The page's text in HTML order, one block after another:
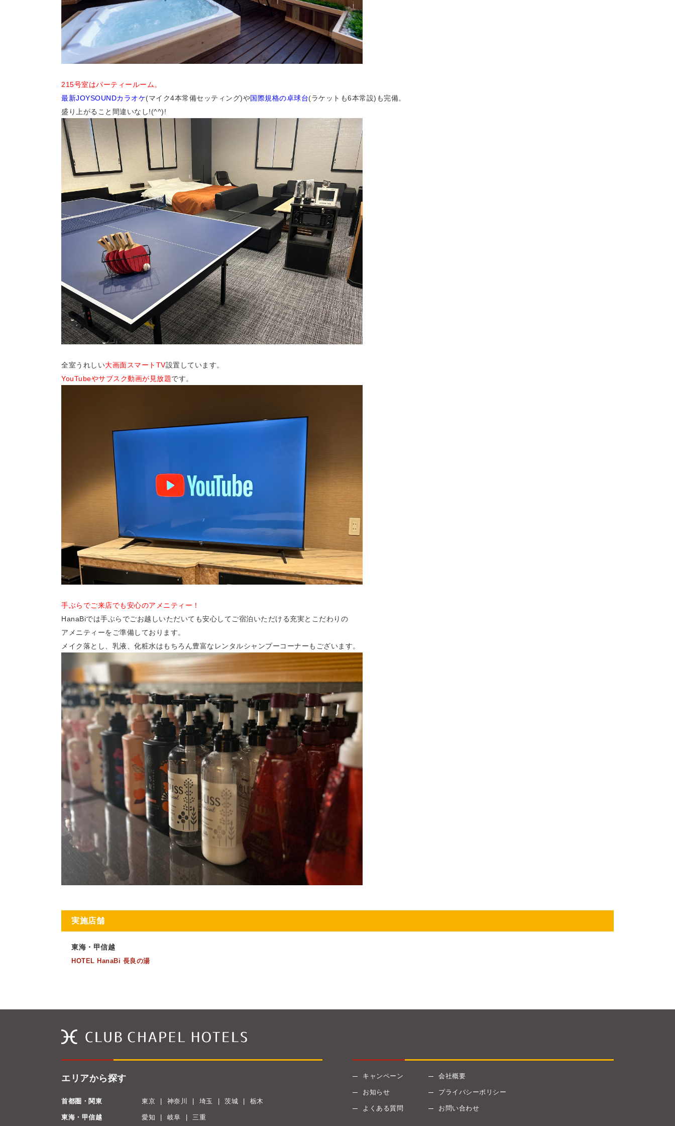
215号室はパーティールーム。
最新JOYSOUNDカラオケ(マイク4本常備セッティング)や国際規格の卓球台(ラケットも6本常設)も完備。
盛り上がること間違いなし!(^^)!
全室うれしい大画面スマートTV設置しています。
YouTubeやサブスク動画が見放題です。
手ぶらでご来店でも安心のアメニティー！
HanaBiでは手ぶらでごお越しいただいても安心してご宿泊いただける充実とこだわりの
アメニティーをご準備しております。
メイク落とし、乳液、化粧水はもちろん豊富なレンタルシャンプーコーナーもございます。
実施店舗
東海・甲信越
HOTEL HanaBi 長良の湯
エリアから探す
首都圏・関東 東京 神奈川 埼玉 茨城 栃木
東海・甲信越 愛知 岐阜 三重
キャンペーン
お知らせ
よくある質問
会社概要
プライバシーポリシー
お問い合わせ